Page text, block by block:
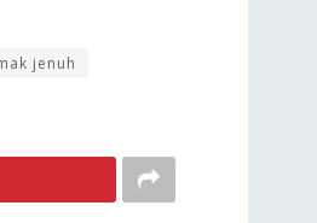
jenuh